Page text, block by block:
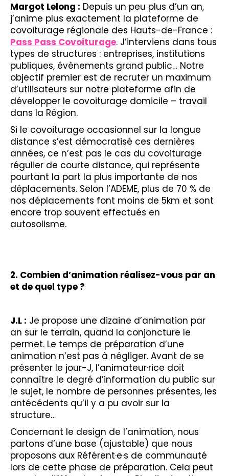
Margot Lelong : Depuis un peu plus d’un an,
j’anime plus exactement la plateforme de
covoiturage régionale des Hauts-de-France :
Pass Pass Covoiturage. J’interviens dans tous
types de structures : entreprises, institutions
publiques, évènements grand public… Notre
objectif premier est de recruter un maximum
d’utilisateurs sur notre plateforme afin de
développer le covoiturage domicile – travail
dans la Région.
Si le covoiturage occasionnel sur la longue
distance s’est démocratisé ces dernières
années, ce n’est pas le cas du covoiturage
régulier de courte distance, qui représente
pourtant la part la plus importante de nos
déplacements. Selon l’ADEME, plus de 70 % de
nos déplacements font moins de 5km et sont
encore trop souvent effectués en
autosolisme.
2. Combien d’animation réalisez-vous par an
et de quel type ?
J.L : Je propose une dizaine d’animation par
an sur le terrain, quand la conjoncture le
permet. Le temps de préparation d’une
animation n’est pas à négliger. Avant de se
présenter le jour-J, l’animateur·rice doit
connaître le degré d’information du public sur
le sujet, le nombre de personnes présentes, les
antécédents qu’il y a pu avoir sur la
structure…
Concernant le design de l’animation, nous
partons d’une base (ajustable) que nous
proposons aux Référent·e·s de communauté
lors de cette phase de préparation. Cela peut